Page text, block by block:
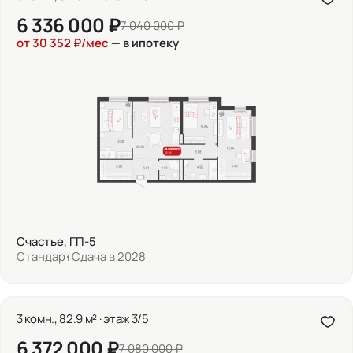
6 336 000 ₽7 040 000 ₽
от 30 352 ₽/мес — в ипотеку
Счастье, ГП-5
СтандартСдача в 2028
3 комн., 82.9 м² · этаж 3/5
7 080 000 ₽